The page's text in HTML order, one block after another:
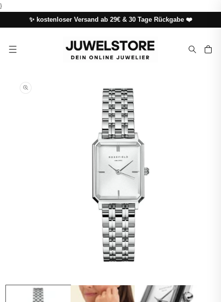
}
INHALT✨ kostenloser Versand ab 29€ & 30 Tage Rückgabe ❤️
MEDIEN